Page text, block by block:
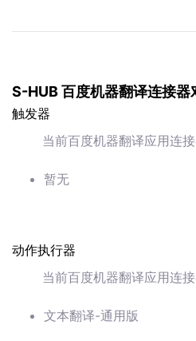
S-HUB 百度机器翻译连接器
触发器
当前百度机器翻译应用连
暂无
动作执行器
当前百度机器翻译应用连
文本翻译-通用版